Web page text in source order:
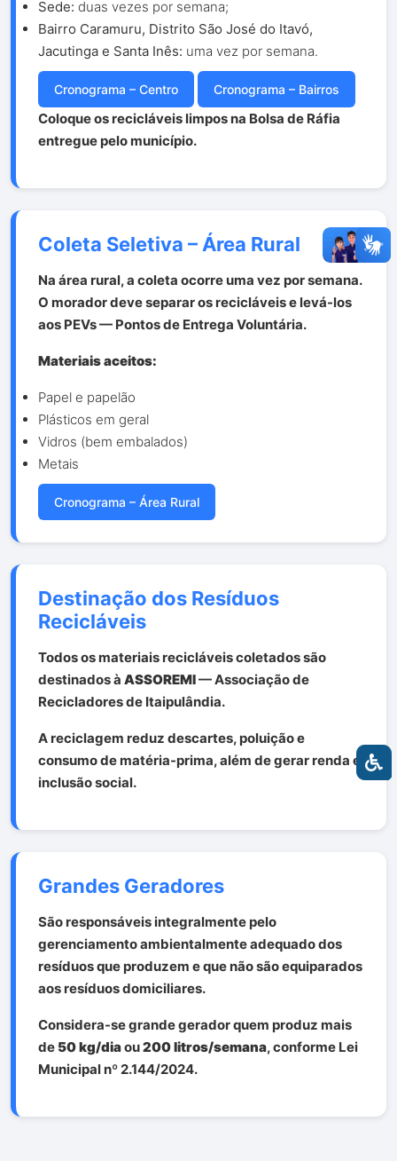
Sede: duas vezes por semana;
Bairro Caramuru, Distrito São José do Itavó,
Jacutinga e Santa Inês: uma vez por semana.
Cronograma – Centro Cronograma – Bairros
Coloque os recicláveis limpos na Bolsa de Ráfia
entregue pelo município.
Coleta Seletiva – Área Rural
Na área rural, a coleta ocorre uma vez por semana.
O morador deve separar os recicláveis e levá-los
aos PEVs — Pontos de Entrega Voluntária.
Materiais aceitos:
Papel e papelão
Plásticos em geral
Vidros (bem embalados)
Metais
Cronograma – Área Rural
Destinação dos Resíduos
Recicláveis
Todos os materiais recicláveis coletados são
destinados à ASSOREMI— Associação de
Recicladores de Itaipulândia.
A reciclagem reduz descartes, poluição e
consumo de matéria-prima, além de gerar renda e
inclusão social.
Grandes Geradores
São responsáveis integralmente pelo
gerenciamento ambientalmente adequado dos
resíduos que produzem e que não são equiparados
aos resíduos domiciliares.
Considera-se grande gerador quem produz mais
de 50 kg/diaou200 litros/semana, conforme Lei
Municipal nº 2.144/2024.